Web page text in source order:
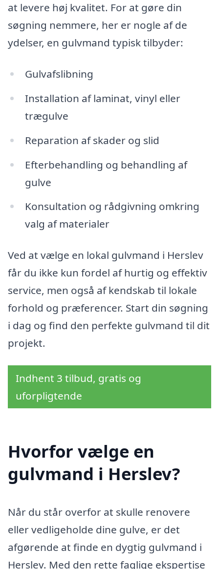
at levere høj kvalitet. For at gøre din
søgning nemmere, her er nogle af de
ydelser, en gulvmand typisk tilbyder:
Gulvafslibning
Installation af laminat, vinyl eller
trægulve
Reparation af skader og slid
Efterbehandling og behandling af
gulve
Konsultation og rådgivning omkring
valg af materialer
Ved at vælge en lokal gulvmand i Herslev
får du ikke kun fordel af hurtig og effektiv
service, men også af kendskab til lokale
forhold og præferencer. Start din søgning
i dag og find den perfekte gulvmand til dit
projekt.
Indhent 3 tilbud, gratis og
uforpligtende
Hvorfor vælge en
gulvmand i Herslev?
Når du står overfor at skulle renovere
eller vedligeholde dine gulve, er det
afgørende at finde en dygtig gulvmand i
Herslev. Med den rette faglige ekspertise